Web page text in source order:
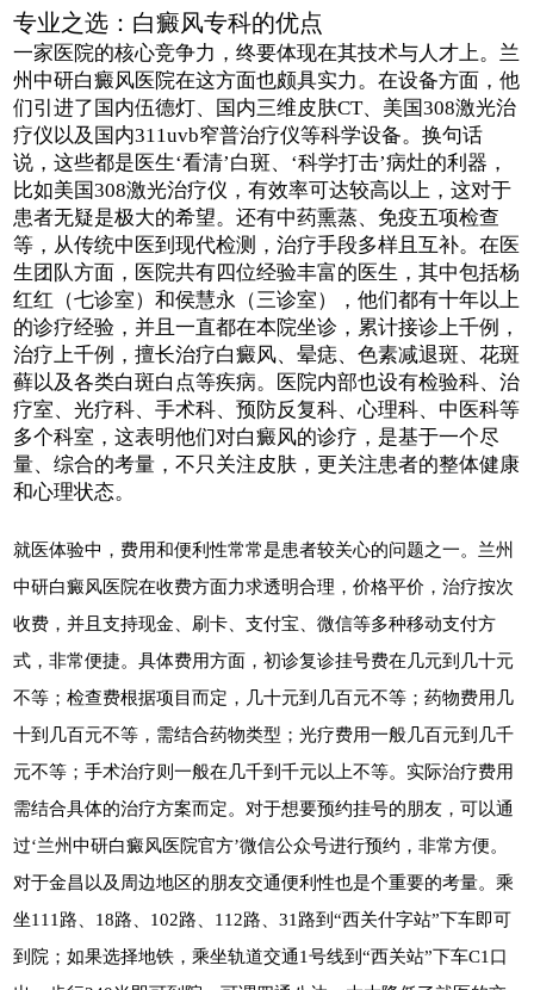
专业之选：白癜风专科的优点
一家医院的核心竞争力，终要体现在其技术与人才上。兰
州中研白癜风医院在这方面也颇具实力。在设备方面，他
们引进了国内伍德灯、国内三维皮肤CT、美国308激光治
疗仪以及国内311uvb窄普治疗仪等科学设备。换句话
说，这些都是医生‘看清’白斑、‘科学打击’病灶的利器，
比如美国308激光治疗仪，有效率可达较高以上，这对于
患者无疑是极大的希望。还有中药熏蒸、免疫五项检查
等，从传统中医到现代检测，治疗手段多样且互补。在医
生团队方面，医院共有四位经验丰富的医生，其中包括杨
红红（七诊室）和侯慧永（三诊室），他们都有十年以上
的诊疗经验，并且一直都在本院坐诊，累计接诊上千例，
治疗上千例，擅长治疗白癜风、晕痣、色素减退斑、花斑
藓以及各类白斑白点等疾病。医院内部也设有检验科、治
疗室、光疗科、手术科、预防反复科、心理科、中医科等
多个科室，这表明他们对白癜风的诊疗，是基于一个尽
量、综合的考量，不只关注皮肤，更关注患者的整体健康
和心理状态。
就医体验中，费用和便利性常常是患者较关心的问题之一。兰州
中研白癜风医院在收费方面力求透明合理，价格平价，治疗按次
收费，并且支持现金、刷卡、支付宝、微信等多种移动支付方
式，非常便捷。具体费用方面，初诊复诊挂号费在几元到几十元
不等；检查费根据项目而定，几十元到几百元不等；药物费用几
十到几百元不等，需结合药物类型；光疗费用一般几百元到几千
元不等；手术治疗则一般在几千到千元以上不等。实际治疗费用
需结合具体的治疗方案而定。对于想要预约挂号的朋友，可以通
过‘兰州中研白癜风医院官方’微信公众号进行预约，非常方便。
对于金昌以及周边地区的朋友交通便利性也是个重要的考量。乘
坐111路、18路、102路、112路、31路到“西关什字站”下车即可
到院；如果选择地铁，乘坐轨道交通1号线到“西关站”下车C1口